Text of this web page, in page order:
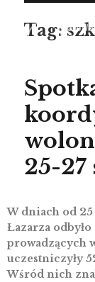
Tag:
25-27
W dniach od
Łazarza
prowadzących
uczestniczyły
Wśród nich